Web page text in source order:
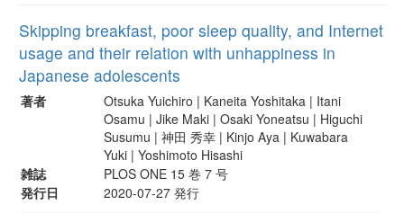
Skipping breakfast, poor sleep quality, and Internet
usage and their relation with unhappiness in
Japanese adolescents
著者
Otsuka Yuichiro | Kaneita Yoshitaka | Itani
Osamu | Jike Maki | Osaki Yoneatsu | Higuchi
Susumu | 神田 秀幸 | Kinjo Aya | Kuwabara
Yuki | Yoshimoto Hisashi
雑誌
PLOS ONE 15 巻 7 号
発行日
2020-07-27 発行